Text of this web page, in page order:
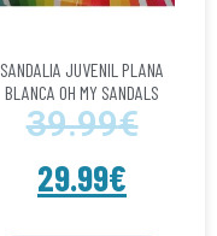
SANDALIA JUVENIL PLANA
BLANCA OH MY SANDALS
39.99€
29.99€